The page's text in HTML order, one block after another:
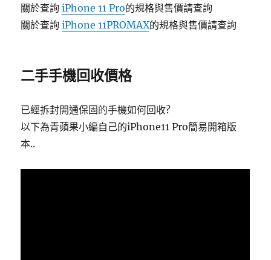
關於查詢iPhone 11 Pro的規格與售價請查詢
關於查詢iPhone 11PROMAX的規格與售價請查詢
二手手機回收價格
已經拆封開通保固的手機如何回收?
以下為青蘋果小編自己的iPhone11 Pro簡易開箱版
本..